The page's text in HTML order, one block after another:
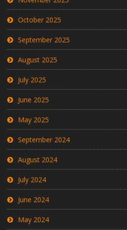
October 2025
September 2025
August 2025
July 2025
June 2025
May 2025
September 2024
August 2024
July 2024
June 2024
May 2024